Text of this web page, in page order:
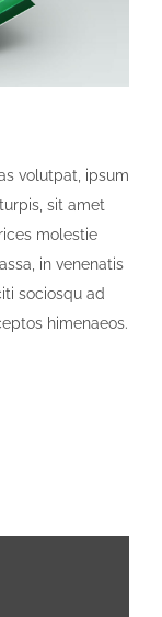
volutpat, ipsum
sit amet
molestie
in venenatis
sociosqu ad
himenaeos.